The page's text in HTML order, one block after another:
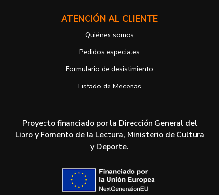
ATENCIÓN AL CLIENTE
Quiénes somos
Pedidos especiales
Formulario de desistimiento
Listado de Mecenas
Proyecto financiado por la Dirección General del
Libro y Fomento de la Lectura, Ministerio de Cultura
y Deporte.